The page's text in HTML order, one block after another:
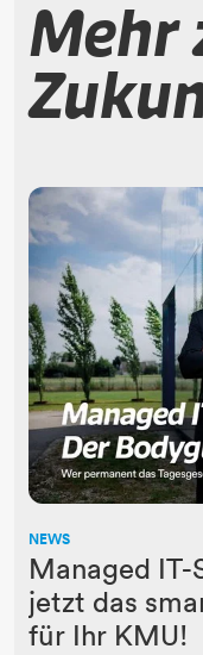
Mehr
NEWS
Managed IT-
jetzt das
für Ihr KMU!